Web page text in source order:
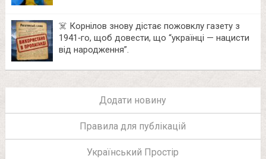
☠️ Корнілов знову дістає пожовклу газету з
1941‑го, щоб довести, що “українці — нацисти
від народження”.
Додати новину
Правила для публікацій
Український Простір